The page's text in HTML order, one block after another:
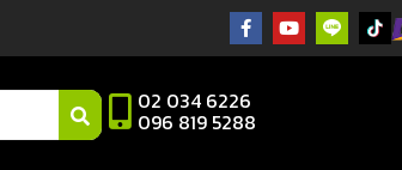
02 034 6226
096 819 5288